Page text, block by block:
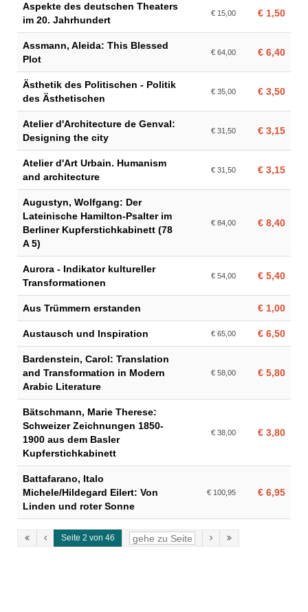
Aspekte des deutschen Theaters
im 20. Jahrhundert
€ 15,00 € 1,50
Assmann, Aleida: This Blessed
Plot
€ 64,00 € 6,40
Ästhetik des Politischen - Politik
des Ästhetischen
€ 35,00 € 3,50
Atelier d'Architecture de Genval:
Designing the city
€ 31,50 € 3,15
Atelier d'Art Urbain. Humanism
and architecture
€ 31,50 € 3,15
Augustyn, Wolfgang: Der
Lateinische Hamilton-Psalter im
Berliner Kupferstichkabinett (78
A 5)
€ 84,00 € 8,40
Aurora - Indikator kultureller
Transformationen
€ 54,00 € 5,40
Aus Trümmern erstanden € 1,00
Austausch und Inspiration € 65,00 € 6,50
Bardenstein, Carol: Translation
and Transformation in Modern
Arabic Literature
€ 58,00 € 5,80
Bätschmann, Marie Therese:
Schweizer Zeichnungen 1850-
1900 aus dem Basler
Kupferstichkabinett
€ 38,00 € 3,80
Battafarano, Italo
Michele/Hildegard Eilert: Von
Linden und roter Sonne
€ 100,95 € 6,95
Seite 2 von 46